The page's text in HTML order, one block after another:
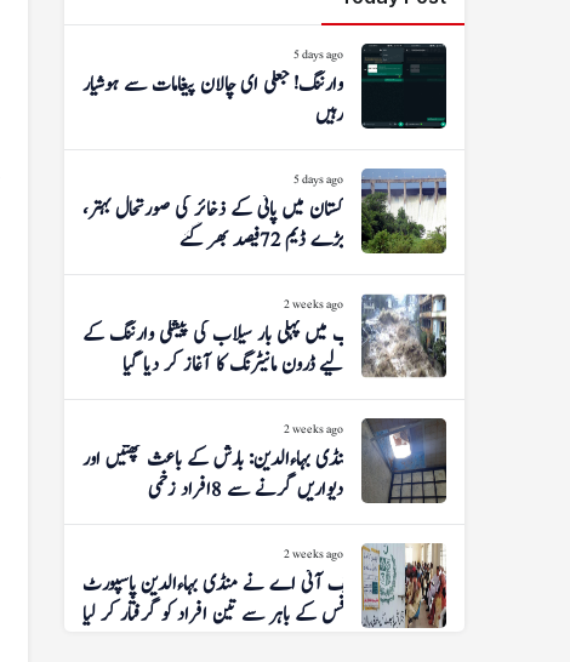
5 days ago
وارننگ! جعلی ای چالان پیغامات سے ہوشیار
رہیں
5 days ago
پاکستان میں پانی کے ذخائر کی صورتحال بہتر،
بڑے ڈیم 72 فیصد بھر گئے
2 weeks ago
پنجاب میں پہلی بار سیلاب کی پیشگی وارننگ کے
لیے ڈرون مانیٹرنگ کا آغاز کر دیا گیا
2 weeks ago
منڈی بہاءالدین: بارش کے باعث چھتیں اور
دیواریں گرنے سے 8 افراد زخمی
2 weeks ago
ایف آئی اے نے منڈی بہاءالدین پاسپورٹ
آفس کے باہر سے تین افراد کو گرفتار کر لیا